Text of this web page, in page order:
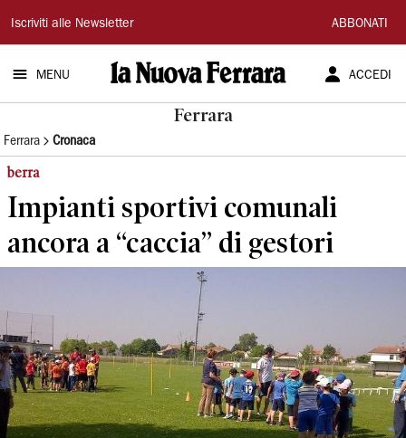
La
Nuova
Ferrara
Iscriviti alle Newsletter ABBONATI
MENU ACCEDI
Ferrara
Ferrara Cronaca
berra
Impianti sportivi comunali
ancora a “caccia” di gestori